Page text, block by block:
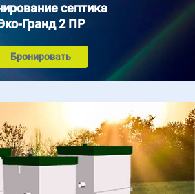
септика
Гранд 2 ПР
Бронировать